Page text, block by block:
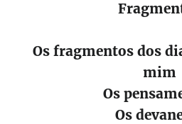
Os fragmentos dos
mim
Os
Os